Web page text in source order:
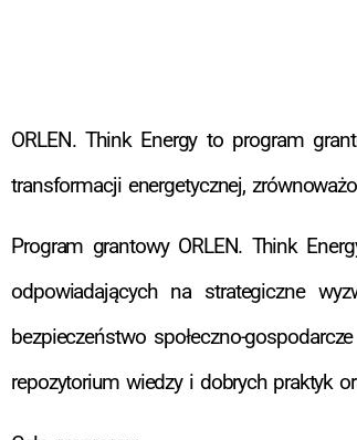
ORLEN. Think Energy to program
transformacji energetycznej,
Program grantowy ORLEN. Think
odpowiadających na strategiczne
bezpieczeństwo społeczno-
repozytorium wiedzy i dobrych praktyk